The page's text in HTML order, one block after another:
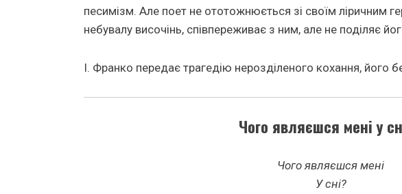
песимізм. Але поет не ототожнюється зі своїм ліричним
небувалу височінь, співпереживає з ним, але не поділяє
І. Франко передає трагедію нерозділеного кохання, його
Чого являєшся мені у
Чого являєшся мені
У сні?